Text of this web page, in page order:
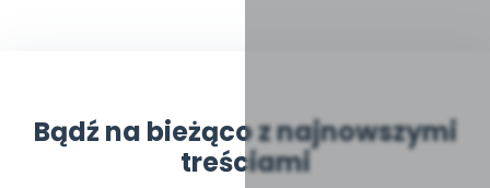
Bądź na bieżąco z najnowszymi
treściami